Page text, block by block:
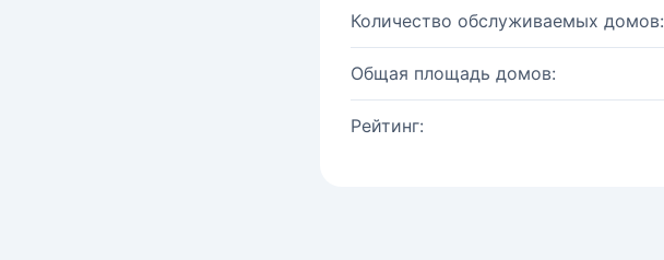
Количество обслуживаемых домов:
Общая площадь домов:
Рейтинг: